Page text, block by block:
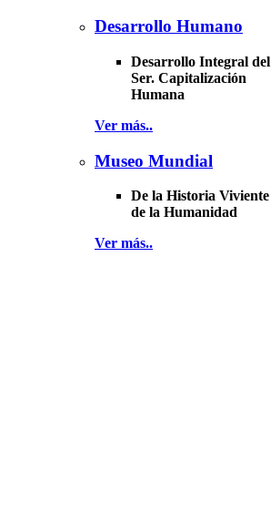
Desarrollo Humano
Desarrollo Integral del
Ser. Capitalización
Humana
Ver más..
Museo Mundial
De la Historia Viviente
de la Humanidad
Ver más..